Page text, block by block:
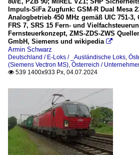
Impuls-SiFa Zugfunk: GSM-R Dual Mesa
Analogbetrieb 450 MHz gemäß UIC 751-3,
FRS 7, SRS 15 Fern- und
Fernsteuerkonzept, ZMS-ZDS-ZWS
GmbH, Siemens und wikipedia 
Armin Schwarz
Deutschland / E-Loks / _Ausländische Loks,
(Siemens Vectron MS), Österreich /
 539 1400x933 Px, 04.07.2024